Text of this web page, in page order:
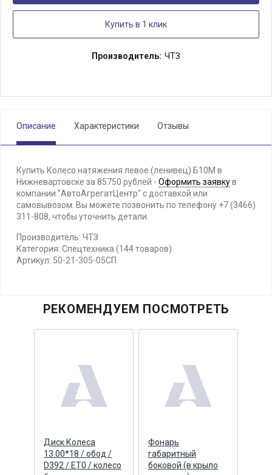
Купить в 1 клик
Производитель: ЧТЗ
Описание Характеристики Отзывы
Купить Колесо натяжения левое (ленивец) Б10М в
Нижневартовске за 85750 рублей - Оформить заявкув
компании "АвтоАгрегатЦентр" с доставкой или
самовывозом. Вы можете позвонить по телефону +7 (3466)
311-808, чтобы уточнить детали.
Производитель: ЧТЗ
Категория: Спецтехника (144 товаров)
Артикул: 50-21-305-05СП
РЕКОМЕНДУЕМ ПОСМОТРЕТЬ
Диск Колеса
13.00*18 / обод /
D392 / ET0 / колесо
Фонарь
габаритный
боковой (в крыло